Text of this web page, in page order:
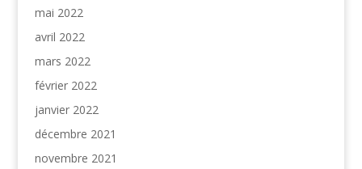
mai 2022
avril 2022
mars 2022
février 2022
janvier 2022
décembre 2021
novembre 2021